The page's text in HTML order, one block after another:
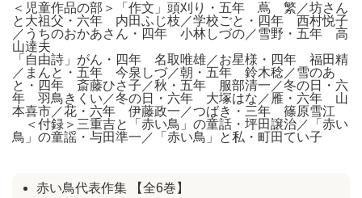
＜児童作品の部＞「作文」頭刈り・五年 蔦 繁／坊さん
と大祖父・六年 内田ふじ枝／学校ごと・四年 西村悦子
／うちのおかあさん・四年 小林しづの／雪野・五年 高
山達夫
「自由詩」がん・四年 名取唯雄／お星様・四年 福田精
／まんと・五年 今泉しづ／朝・五年 鈴木稔／雪のあ
と・四年 斎藤ひさ子／秋・五年 服部清一／冬の日・六
年 羽鳥きくい／冬の日・六年 大塚はな／雁・六年 山
本喜市／花・六年 伊藤政一／つばき・三年 篠原雪江
＜付録＞三重吉と「赤い鳥」の童話・坪田譲治／「赤い
鳥」の童謡・与田準一／「赤い鳥」と私・町田てい子
赤い鳥代表作集 【全6巻】